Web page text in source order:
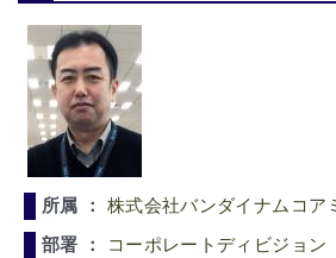
所属 ： 株式会社バンダイナムコア
部署 ：
コーポレートディビジョ